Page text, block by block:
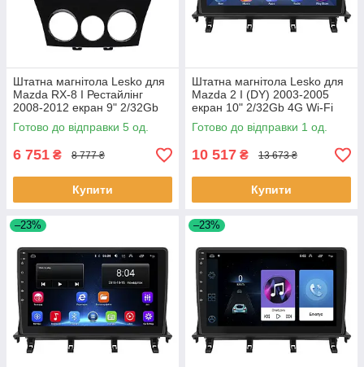
Штатна магнітола Lesko для
Mazda RX-8 I Рестайлінг
2008-2012 екран 9" 2/32Gb
Wi-Fi GPS Base 5 шт.
Готово до відправки 5 од.
6 751 ₴ 8 777 ₴
Купити
Штатна магнітола Lesko для
Mazda 2 I (DY) 2003-2005
екран 10" 2/32Gb 4G Wi-Fi
GPS Top 1 шт.
Готово до відправки 1 од.
10 517 ₴ 13 673 ₴
Купити
–23% –23%